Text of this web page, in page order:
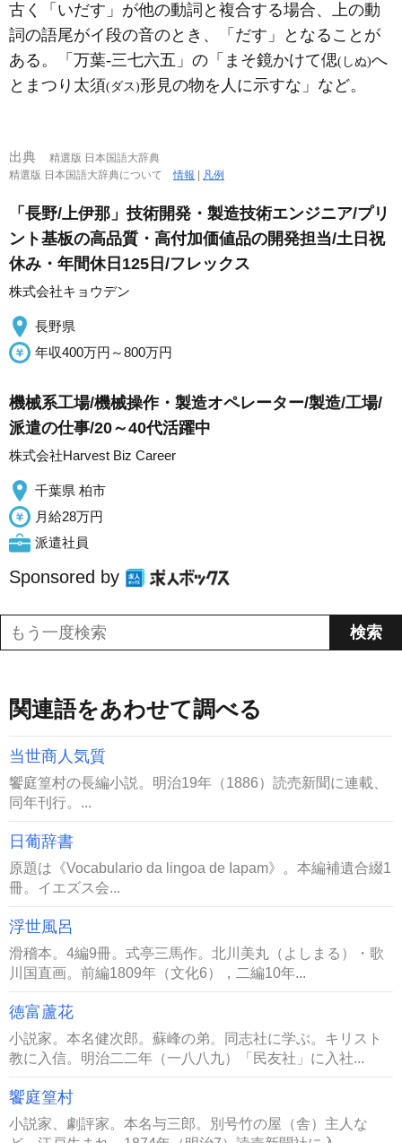
古く「いだす」が他の動詞と複合する場合、上の動
詞の語尾がイ段の音のとき、「だす」となることが
ある。「万葉‐三七六五」の「まそ鏡かけて偲(しぬ)へ
とまつり太須(ダス)形見の物を人に示すな」など。
出典
精選版 日本国語大辞典
精選版 日本国語大辞典について情報 凡例
「長野/上伊那」技術開発・製造技術エンジニア/プリ
ント基板の高品質・高付加価値品の開発担当/土日祝
休み・年間休日125日/フレックス
株式会社キョウデン
長野県
年収400万円～800万円
機械系工場/機械操作・製造オペレーター/製造/工場/
派遣の仕事/20～40代活躍中
株式会社Harvest Biz Career
千葉県 柏市
月給28万円
派遣社員
Sponsored by
関連語をあわせて調べる
当世商人気質
饗庭篁村の長編小説。明治19年（1886）読売新聞に連載、
同年刊行。...
日葡辞書
原題は《Vocabulario da lingoa de Iapam》。本編補遺合綴1
冊。イエズス会...
浮世風呂
滑稽本。4編9冊。式亭三馬作。北川美丸（よしまる）・歌
川国直画。前編1809年（文化6），二編10年...
徳富蘆花
小説家。本名健次郎。蘇峰の弟。同志社に学ぶ。キリスト
教に入信。明治二二年（一八八九）「民友社」に入社...
饗庭篁村
小説家、劇評家。本名与三郎。別号竹の屋（舎）主人な